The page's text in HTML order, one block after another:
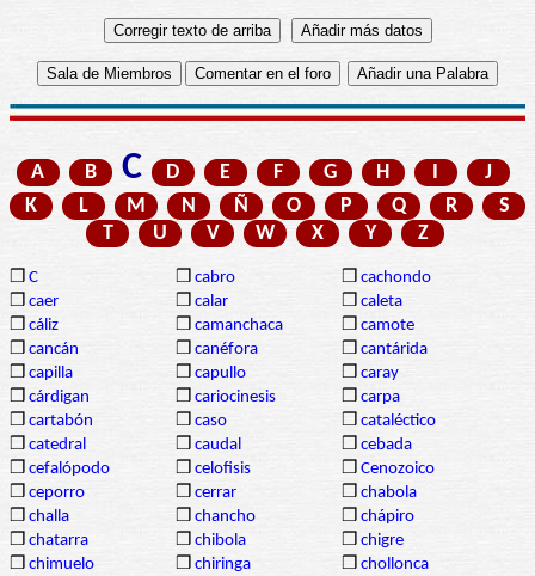
A B C D E F G H I
J
K
L M N Ñ O P Q R
S
T
U V W X Y Z
❒ C ❒ cabro ❒ cachondo
❒ caer ❒ calar ❒ caleta
❒ cáliz ❒ camanchaca ❒ camote
❒ cancán ❒ canéfora ❒ cantárida
❒ capilla ❒ capullo ❒ caray
❒ cárdigan ❒ cariocinesis ❒ carpa
❒ cartabón ❒ caso ❒ cataléctico
❒ catedral ❒ caudal ❒ cebada
❒ cefalópodo ❒ celofisis ❒ Cenozoico
❒ ceporro ❒ cerrar ❒ chabola
❒ challa ❒ chancho ❒ chápiro
❒ chatarra ❒ chibola ❒ chigre
❒ chimuelo ❒ chiringa ❒ chollonca